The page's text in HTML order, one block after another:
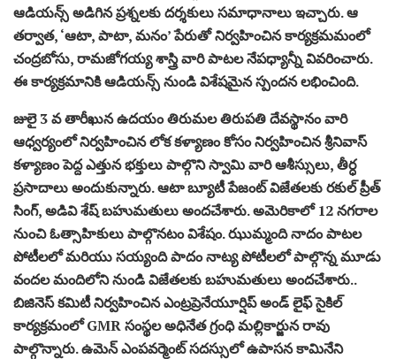
ఆడియన్స్ అడిగిన ప్రశ్నలకు దర్శకులు సమాధానాలు ఇచ్చారు. ఆ
తర్వాత, ‘ఆటా, పాటా, మనం’ పేరుతో నిర్వహించిన కార్యక్రమమంలో
చంద్రబోసు, రామజోగయ్య శాస్త్రి వారి పాటల నేపధ్యాన్నీ వివరించారు.
ఈ కార్యక్రమానికి ఆడియన్స్ నుండి విశేషమైన స్పందన లభించింది.
జులై 3 వ తారీఖున ఉదయం తిరుమల తిరుపతి దేవస్థానం వారి
ఆధ్వర్యంలో నిర్వహించిన లోక కళ్యాణం కోసం నిర్వహించిన శ్రీనివాస్
కళ్యాణం పెద్ద ఎత్తున భక్తులు పాల్గొని స్వామి వారి ఆశీస్సులు, తీర్ధ
ప్రసాదాలు అందుకున్నారు. ఆటా బ్యూటీ పేజంట్ విజేతలకు రకుల్ ప్రీత్
సింగ్, అడివి శేష్ బహుమతులు అందచేశారు. అమెరికాలో 12 నగరాల
నుంచి ఓత్సాహికులు పాల్గొనటం విశేషం. ఝుమ్మంది నాదం పాటల
పోటీలలో మరియు సయ్యంది పాదం నాట్య పోటీలలో పాల్గొన్న మూడు
వందల మందిలోని నుండి విజేతలకు బహుమతులు అందచేశారు..
బిజినెస్ కమిటీ నిర్వహించిన ఎంట్రప్రెనేయూర్షిప్ అండ్ లైఫ్ సైకిల్
కార్యక్రమంలో GMR సంస్థల అధినేత గ్రంధి మల్లికార్జున రావు
పాల్గొన్నారు. ఉమెన్ ఎంపవర్మెంట్ సదస్సులో ఉపాసన కామినేని